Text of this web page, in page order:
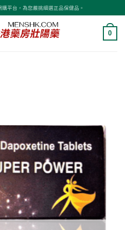
平台，為您嚴挑細選正品保健品。
0